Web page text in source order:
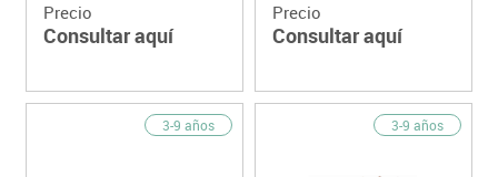
Precio
Consultar aquí
Precio
Consultar aquí
3-9 años 3-9 años